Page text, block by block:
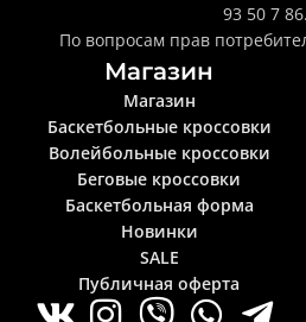
93 50 7 86.
По вопросам прав
Магазин
Магазин
Баскетбольные кроссовки
Волейбольные кроссовки
Беговые кроссовки
Баскетбольная форма
Новинки
SALE
Публичная оферта